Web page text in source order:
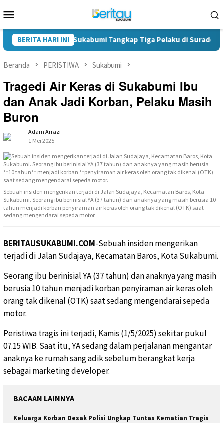
ke
Mobile
BERITA HARI INI
Polres Sukabumi Tangkap Tiga Pelaku di Surade-Ciemas
Beranda PERISTIWA Sukabumi
Tragedi Air Keras di Sukabumi Ibu
dan Anak Jadi Korban, Pelaku Masih
Buron
Adam Arrazi
1 Mei 2025
Sebuah insiden mengerikan terjadi di Jalan Sudajaya, Kecamatan Baros, Kota
Sukabumi. Seorang ibu berinisial YA (37 tahun) dan anaknya yang masih berusia 10
tahun menjadi korban penyiraman air keras oleh orang tak dikenal (OTK) saat
sedang mengendarai sepeda motor.
BERITAUSUKABUMI.COM-Sebuah insiden mengerikan
terjadi di Jalan Sudajaya, Kecamatan Baros, Kota Sukabumi.
Seorang ibu berinisial YA (37 tahun) dan anaknya yang masih
berusia 10 tahun menjadi korban penyiraman air keras oleh
orang tak dikenal (OTK) saat sedang mengendarai sepeda
motor.
Peristiwa tragis ini terjadi, Kamis (1/5/2025) sekitar pukul
07.15 WIB. Saat itu, YA sedang dalam perjalanan mengantar
anaknya ke rumah sang adik sebelum berangkat kerja
sebagai marketing developer.
BACAAN LAINNYA
Keluarga Korban Desak Polisi Ungkap Tuntas Kematian Tragis